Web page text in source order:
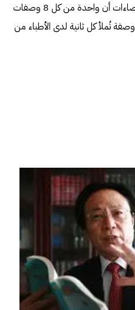
كتعريف بسيط بـ(Teva)، تشير الإحصاءات أن واحدة من كل 8 وصفات
طبية تتضمن منتجاتها، وحوالي 17 وصفة تُملأ كل ثانية لدى الأطباء من